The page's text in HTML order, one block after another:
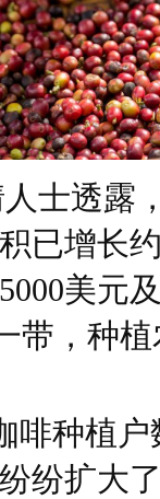
士透露
已增长
美元
，种
啡种植
纷扩大